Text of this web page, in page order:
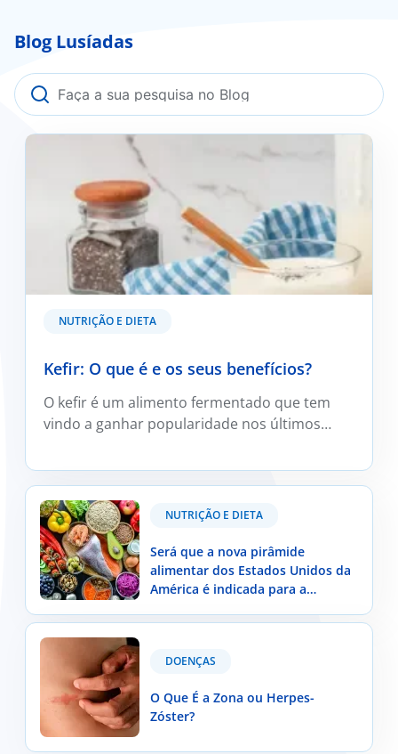
Blog Lusíadas
NUTRIÇÃO E DIETA
Kefir: O que é e os seus benefícios?
O kefir é um alimento fermentado que tem
vindo a ganhar popularidade nos últimos
interesse pelos alimentos que podem
contribuir para a saúde intestinal.
Kefir: O que é e os seus benefícios?
NUTRIÇÃO E DIETA
Será que a nova pirâmide
alimentar dos Estados Unidos da
América é indicada para a
Será que a nova pirâmide alimentar dos Estados
Unidos da América é indicada para a população
portuguesa?
DOENÇAS
O Que É a Zona ou Herpes-
Zóster?
O Que É a Zona ou Herpes-Zóster?